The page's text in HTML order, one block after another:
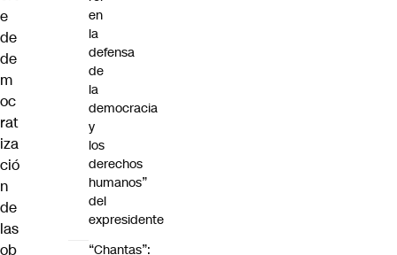
e
de
de
m
oc
rat
iza
ció
n
de
las
ob
en
la
defensa
de
la
democracia
y
los
derechos
humanos”
del
expresidente
“Chantas”: